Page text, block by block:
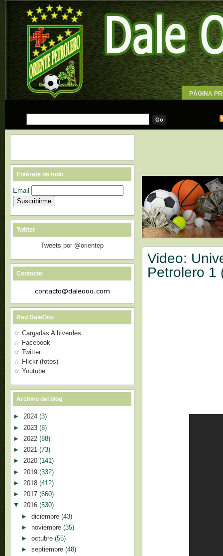
PÁGINA
Video:
Petrolero 1
Entérate de todo
Email
Twitter
Tweets por @orientep
Contacto
Red DaleOoo
Cargadas Albiverdes
Facebook
Twitter
Flickr (fotos)
Youtube
Archivo del blog
► 2024 (3)
► 2023 (8)
► 2022 (88)
► 2021 (73)
► 2020 (141)
► 2019 (332)
► 2018 (412)
► 2017 (660)
▼ 2016 (530)
► diciembre (43)
► noviembre (35)
► octubre (55)
► septiembre (48)